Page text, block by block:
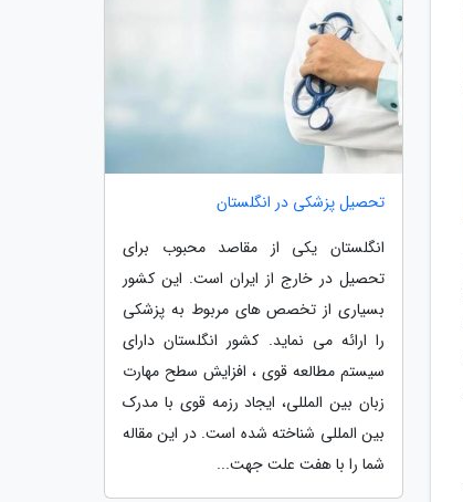
تحصیل پزشکی در انگلستان
انگلستان یکی از مقاصد محبوب برای
تحصیل در خارج از ایران است. این کشور
بسیاری از تخصص های مربوط به پزشکی
را ارائه می نماید. کشور انگلستان دارای
سیستم مطالعه قوی ، افزایش سطح مهارت
زبان بین المللی، ایجاد رزمه قوی با مدرک
بین المللی شناخته شده است. در این مقاله
شما را با هفت علت جهت...